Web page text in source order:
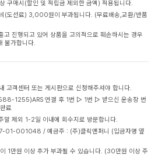
구매시(할인 및 적립금 제외한 금액) 적용됩니다.
(도선료) 3,000원이 부과됩니다. (무료배송,교환/반품
진행되고 있어 상품을 고의적으로 훼손하시는 경우
불가합니다.
고객센터 또는 게시판으로 신청해주셔야 합니다.
1255)ARS 연결 후 1번 ▷ 1번 ▷ 받으신 운송장 번
료
말 제외 1-2일 이내에 회수지로 방문합니다.
01-001048 / 예금주 : (주)클릭앤퍼니 (입금자명 옆
1만원 이상 추가 부과될 수 있습니다. (30만원 이상 주